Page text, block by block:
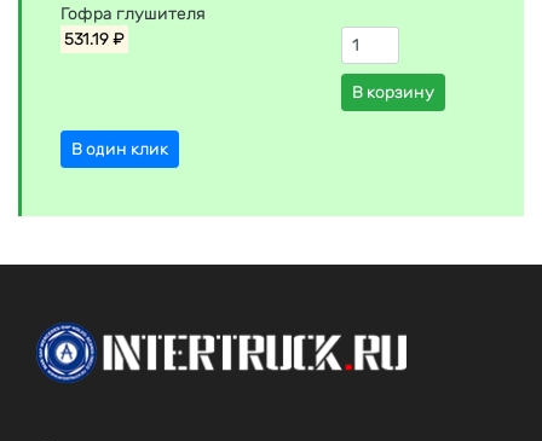
Гофра глушителя
531.19 ₽
В корзину
В один клик